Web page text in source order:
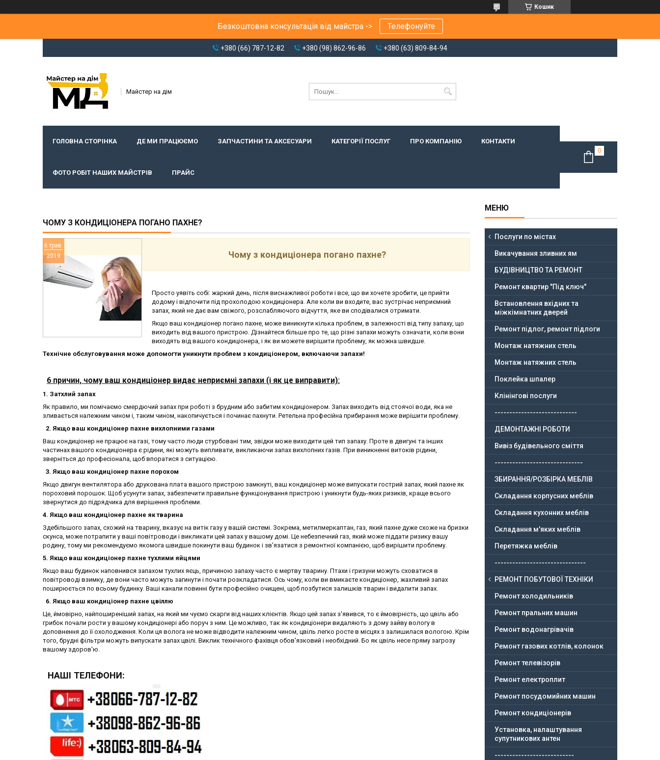
Кошик
Безкоштовна консультація від майстра -> Телефонуйте
+380 (66) 787-12-82 +380 (98) 862-96-86 +380 (63) 809-84-94
Майстер на дім
ГОЛОВНА СТОРІНКА ДЕ МИ ПРАЦЮЄМО ЗАПЧАСТИНИ ТА АКСЕСУАРИ КАТЕГОРІЇ ПОСЛУГ ПРО КОМПАНІЮ КОНТАКТИ
ФОТО РОБІТ НАШИХ МАЙСТРІВ ПРАЙС
ЧОМУ З КОНДИЦІОНЕРА ПОГАНО ПАХНЕ?
6 трав.
2019
Чому з кондиціонера погано пахне?
Просто уявіть собі: жаркий день, після виснажливої роботи і все, що ви хочете зробити, це прийти
додому і відпочити під прохолодою кондиціонера. Але коли ви входите, вас зустрічає неприємний
запах, який не дає вам свіжого, розслабляючого відчуття, яке ви сподівалися отримати.
Якщо ваш кондиціонер погано пахне, може виникнути кілька проблем, в залежності від типу запаху, що
виходить від вашого пристрою. Дізнайтеся більше про те, що різні запахи можуть означати, коли вони
виходять від вашого кондиціонера, і як ви можете вирішити проблему, як можна швидше.
Технічне обслуговування може допомогти уникнути проблем з кондиціонером, включаючи запахи!
6 причин, чому ваш кондиціонер видає неприємні запахи (і як це виправити):
1. Затхлий запах
Як правило, ми помічаємо смердючий запах при роботі з брудним або забитим кондиціонером. Запах виходить від стоячої води, яка не
зливається належним чином і, таким чином, накопичується і починає пахнути. Ретельна професійна прибирання може вирішити проблему.
2. Якщо ваш кондиціонер пахне вихлопними газами
Ваш кондиціонер не працює на газі, тому часто люди стурбовані тим, звідки може виходити цей тип запаху. Проте в двигуні та інших
частинах вашого кондиціонера є рідини, які можуть випливати, викликаючи запах вихлопних газів. При виникненні витоків рідини,
зверніться до професіонала, щоб впоратися з ситуацією.
3. Якщо ваш кондиціонер пахне порохом
Якщо двигун вентилятора або друкована плата вашого пристрою замкнуті, ваш кондиціонер може випускати гострий запах, який пахне як
пороховий порошок. Щоб усунути запах, забезпечити правильне функціонування пристрою і уникнути будь-яких ризиків, краще всього
звернутися до підрядчика для вирішення проблеми.
4. Якщо ваш кондиціонер пахне як тварина
Здебільшого запах, схожий на тварину, вказує на витік газу у вашій системі. Зокрема, метилмеркаптан, газ, який пахне дуже схоже на бризки
скунса, може потрапити у ваші повітроводи і викликати цей запах у вашому домі. Це небезпечний газ, який може піддати ризику вашу
родину, тому ми рекомендуємо якомога швидше покинути ваш будинок і зв'язатися з ремонтної компанією, щоб вирішити проблему.
5. Якщо ваш кондиціонер пахне тухлими яйцями
Якщо ваш будинок наповнився запахом тухлих яєць, причиною запаху часто є мертву тварину. Птахи і гризуни можуть сховатися в
повітроводі взимку, де вони часто можуть загинути і почати розкладатися. Ось чому, коли ви вмикаєте кондиціонер, жахливий запах
поширюється по всьому будинку. Ваші канали повинні бути професійно очищені, щоб позбутися залишків тварин і видалити запах.
6. Якщо ваш кондиціонер пахне цвіллю
Це, ймовірно, найпоширеніший запах, на який ми чуємо скарги від наших клієнтів. Якщо цей запах з'явився, то є ймовірність, що цвіль або
грибок почали рости у вашому кондиціонері або поруч з ним. Це можливо, так як кондиціонери видаляють з дому зайву вологу в
доповнення до її охолодження. Коли ця волога не може відводити належним чином, цвіль легко росте в місцях з залишилася вологою. Крім
того, брудні фільтри можуть випускати запах цвілі. Виклик технічного фахівця обов'язковий і необхідний. Бо як цвіль несе пряму загрозу
вашому здоров'ю.
НАШІ ТЕЛЕФОНИ:
Послуги по містах
Викачування зливних ям
БУДІВНИЦТВО ТА РЕМОНТ
Ремонт квартир "Під ключ"
Встановлення вхідних та
міжкімнатних дверей
Ремонт підлог, ремонт підлоги
Монтаж натяжних стель
Монтаж натяжних стель
Поклейка шпалер
Клінінгові послуги
----------------------------
ДЕМОНТАЖНІ РОБОТИ
Вивіз будівельного сміття
------------------------------
ЗБИРАННЯ/РОЗБІРКА МЕБЛІВ
Складання корпусних меблів
Складання кухонних меблів
Складання м'яких меблів
Перетяжка меблів
-------------------------------
РЕМОНТ ПОБУТОВОЇ ТЕХНІКИ
Ремонт холодильників
Ремонт пральних машин
Ремонт водонагрівачів
Ремонт газових котлів, колонок
Ремонт телевізорів
Ремонт електроплит
Ремонт посудомийних машин
Ремонт кондиціонерів
Установка, налаштування
супутникових антен
---------------------------